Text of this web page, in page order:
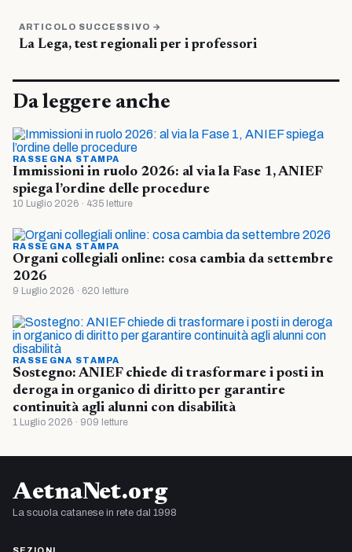
ARTICOLO SUCCESSIVO →
La Lega, test regionali per i professori
Da leggere anche
RASSEGNA STAMPA
Immissioni in ruolo 2026: al via la Fase 1, ANIEF
spiega l’ordine delle procedure
10 Luglio 2026 · 435 letture
RASSEGNA STAMPA
Organi collegiali online: cosa cambia da settembre
2026
9 Luglio 2026 · 620 letture
RASSEGNA STAMPA
Sostegno: ANIEF chiede di trasformare i posti in
deroga in organico di diritto per garantire
continuità agli alunni con disabilità
1 Luglio 2026 · 909 letture
AetnaNet.org
La scuola catanese in rete dal 1998